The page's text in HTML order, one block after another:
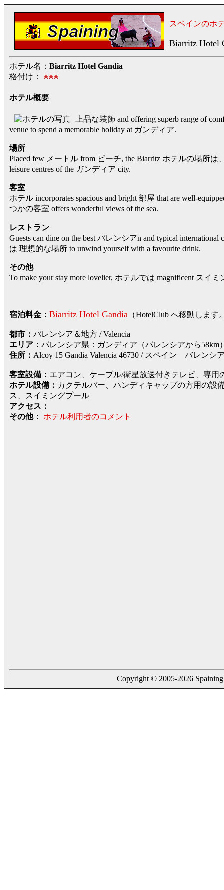
スペインのホ
Biarritz Hotel
ホテル名： Biarritz Hotel Gandia
格付け：
ホテル概要
上品な装飾 and offering superb range of
venue to spend a memorable holiday at ガンディア.
場所
Placed few メートル from ビーチ, the Biarritz ホテルの場所は、
leisure centres of the ガンディア city.
客室
ホテル incorporates spacious and bright 部屋 that are well-
つかの客室 offers wonderful views of the sea.
レストラン
Guests can dine on the best バレンシアn and typical
は 理想的な場所 to unwind yourself with a favourite drink.
その他
To make your stay more lovelier, ホテルでは magnificent スイ
宿泊料金： Biarritz Hotel Gandia （HotelClub へ移動しま
都市： バレンシア＆地方 / Valencia
エリア： バレンシア県：ガンディア（バレンシアから58km
住所： Alcoy 15 Gandia Valencia 46730 / スペイン バレン
客室設備： エアコン、ケーブル/衛星放送付きテレビ、専用
ホテル設備： カクテルバー、ハンディキャップの方用の設
ス、スイミングプール
アクセス：
その他：
ホテル利用者のコメント
Copyright © 2005-2026